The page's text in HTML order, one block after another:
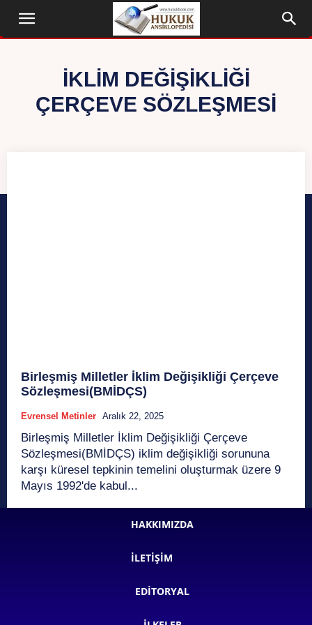
İKLIM DEĞIŞIKLIĞI
ÇERÇEVE SÖZLEŞMESI
Birleşmiş Milletler İklim Değişikliği Çerçeve
Sözleşmesi(BMİDÇS)
Evrensel Metinler Aralık 22, 2025
Birleşmiş Milletler İklim Değişikliği Çerçeve
Sözleşmesi(BMİDÇS) iklim değişikliği sorununa
karşı küresel tepkinin temelini oluşturmak üzere 9
Mayıs 1992'de kabul...
HAKKIMIZDA
İLETIŞIM
EDITORYAL